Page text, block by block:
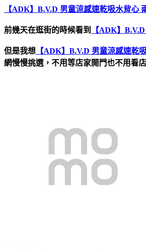
【ADK】B.V.D 男童涼感速乾吸水背心
前幾天在逛街的時候看到 【ADK】
但是我想 【ADK】B.V.D 男童涼感速乾
網慢慢挑選，不用等店家開門也不用看